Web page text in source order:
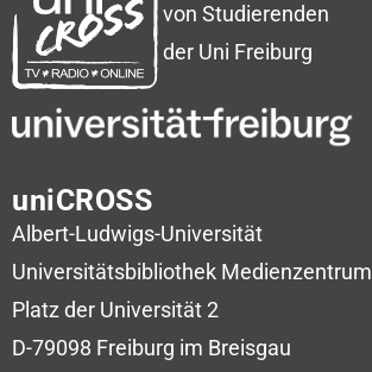
von Studierenden
der Uni Freiburg
uniCROSS
Albert-Ludwigs-Universität
Universitätsbibliothek Medienzentrum
Platz der Universität 2
D-79098 Freiburg im Breisgau